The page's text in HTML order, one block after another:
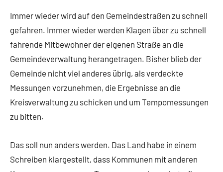
Immer wieder wird auf den Gemeindestraßen zu schnell
gefahren. Immer wieder werden Klagen über zu schnell
fahrende Mitbewohner der eigenen Straße an die
Gemeindeverwaltung herangetragen. Bisher blieb der
Gemeinde nicht viel anderes übrig, als verdeckte
Messungen vorzunehmen, die Ergebnisse an die
Kreisverwaltung zu schicken und um Tempomessungen
zu bitten.
Das soll nun anders werden. Das Land habe in einem
Schreiben klargestellt, dass Kommunen mit anderen